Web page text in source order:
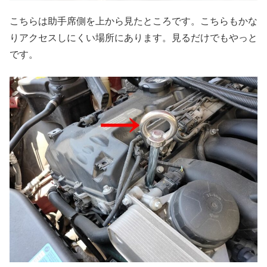
こちらは助手席側を上から見たところです。こちらもかな
りアクセスしにくい場所にあります。見るだけでもやっと
です。